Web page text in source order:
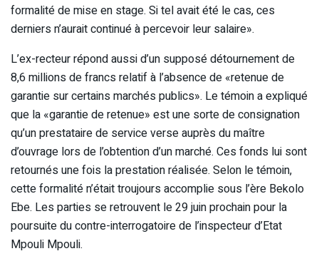
formalité de mise en stage. Si tel avait été le cas, ces
derniers n’aurait continué à percevoir leur salaire».
L’ex-recteur répond aussi d’un supposé détournement de
8,6 millions de francs relatif à l’absence de «retenue de
garantie sur certains marchés publics». Le témoin a expliqué
que la «garantie de retenue» est une sorte de consignation
qu’un prestataire de service verse auprès du maître
d’ouvrage lors de l’obtention d’un marché. Ces fonds lui sont
retournés une fois la prestation réalisée. Selon le témoin,
cette formalité n’était troujours accomplie sous l’ère Bekolo
Ebe. Les parties se retrouvent le 29 juin prochain pour la
poursuite du contre-interrogatoire de l’inspecteur d’Etat
Mpouli Mpouli.